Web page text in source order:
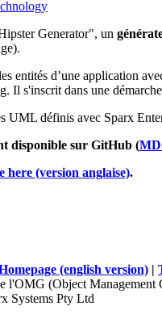
Generator", un gén
entités d’une application
Il s'inscrit dans une
UML définis avec Sparx
disponible sur GitHub (
here (version anglaise).
(english version) |
l'OMG (Object Management
Systems Pty Ltd